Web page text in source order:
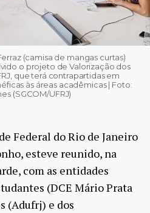
(camisa de mangas curtas)
o projeto de Valorização dos
que terá contrapartidas em
às áreas acadêmicas | Foto:
(SGCOM/UFRJ)
Federal do Rio de Janeiro
esteve reunido, na
com as entidades
(DCE Mário Prata
(Adufrj) e dos